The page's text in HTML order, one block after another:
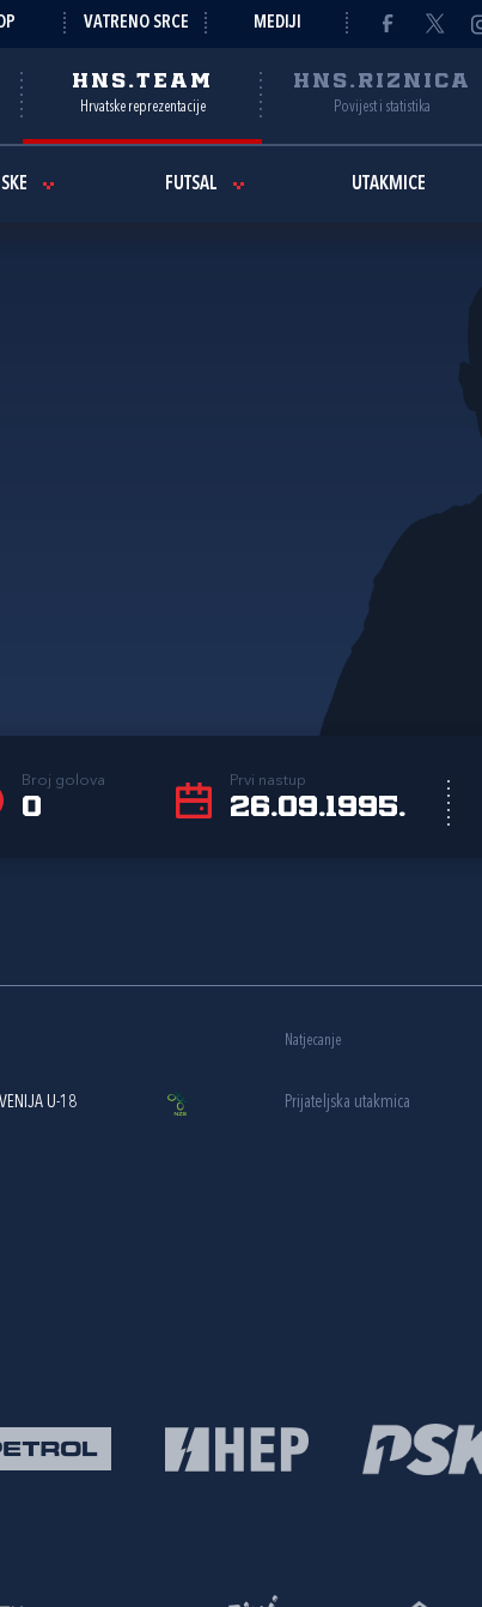
VATRENO SRCE MEDIJI
HNS.TEAM
Hrvatske reprezentacije
HNS.RIZNICA
Povijest i statistika
FUTSAL UTAKMICE
Broj golova
0
Prvi nastup
26.09.1995.
Natjecanje
U-18 Prijateljska utakmica